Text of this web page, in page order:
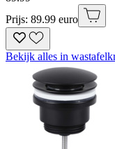
Prijs: 89.99 euro
Bekijk alles in